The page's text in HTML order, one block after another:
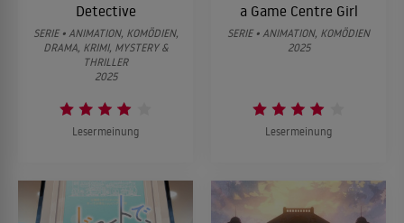
Detective
SERIE • ANIMATION, KOMÖDIEN,
DRAMA, KRIMI, MYSTERY &
THRILLER
2025
Lesermeinung
a Game Centre Girl
SERIE • ANIMATION, KOMÖDIEN
2025
Lesermeinung